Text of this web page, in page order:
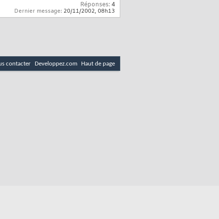
Réponses:4
Dernier message: 20/11/2002, 08h13
contacter Developpez.com Haut de page